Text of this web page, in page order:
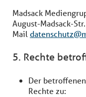
Madsack
August-Madsack-
Mail
5. Rechte
Der
Rechte zu: